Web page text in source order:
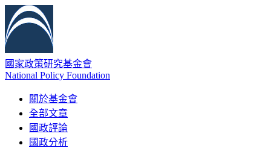
國家政策研究基金會
National Policy Foundation
關於基金會
全部文章
國政評論
國政分析